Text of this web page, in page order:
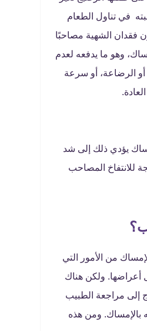
في تناول الطعام
فقدان الشهية مصاحبًا
وهو ما يدفعه لعدم
أو الرضاعة، أو سرعة
يؤدي ذلك إلى شد
للانتفاخ المصاحب
من الأمور التي
أعراضها. ولكن هناك
إلى مراجعة الطبيب
بالإمساك. ومن هذه